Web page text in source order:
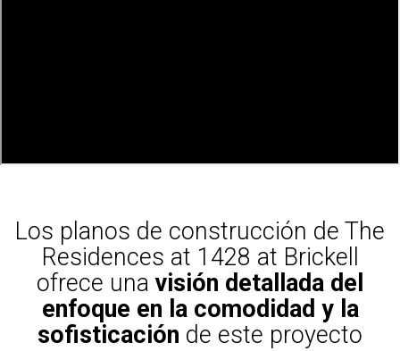
Los planos de construcción de The
Residences at 1428 at Brickell
ofrece una visión detallada del
enfoque en la comodidad y la
sofisticación de este proyecto